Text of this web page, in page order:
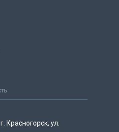
Красногорск, ул.